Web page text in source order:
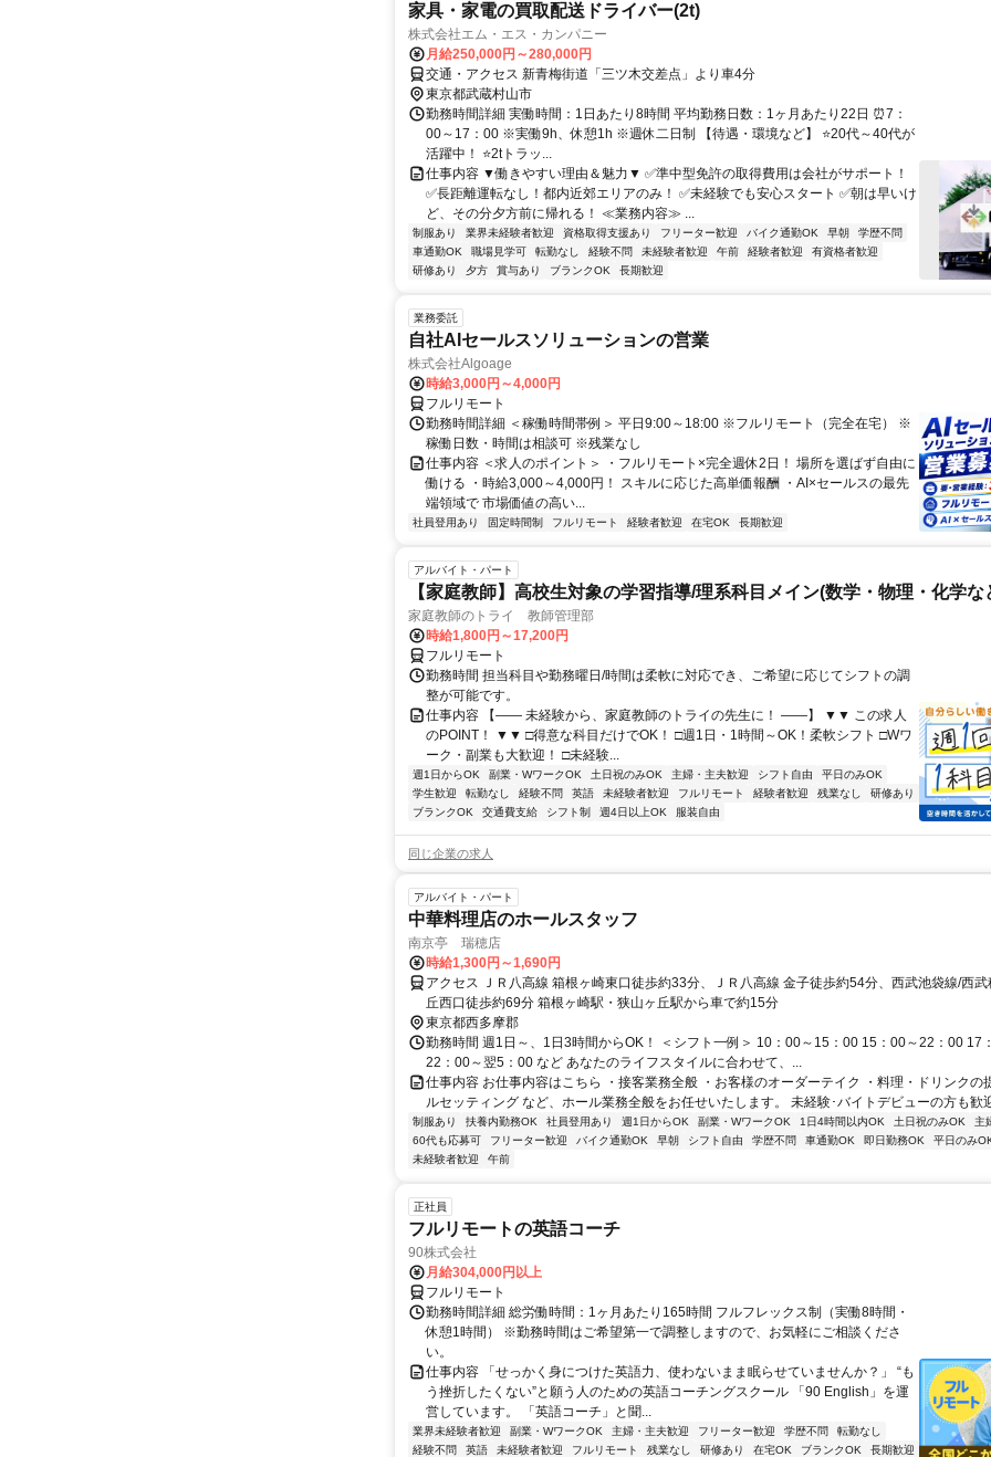
家具・家電の買取配送ドライバー(2t)
株式会社エム・エス・カンパニー
月給250,000円～280,000円
交通・アクセス 新青梅街道「三ツ木交差点」より車4分
東京都武蔵村山市
勤務時間詳細 実働時間：1日あたり8時間 平均勤務日数：1ヶ月あたり22日 ⏰7：
00～17：00 ※実働9h、休憩1h ※週休二日制 【待遇・環境など】 ⭐20代～40代が
活躍中！ ⭐2tトラッ...
仕事内容 ▼働きやすい理由＆魅力▼ ✅準中型免許の取得費用は会社がサポート！
✅長距離運転なし！都内近郊エリアのみ！ ✅未経験でも安心スタート ✅朝は早いけ
ど、その分夕方前に帰れる！ ≪業務内容≫ ...
制服あり 業界未経験者歓迎 資格取得支援あり フリーター歓迎 バイク通勤OK 早朝
学歴不問
車通勤OK
職場見学可 転勤なし 経験不問 未経験者歓迎 午前 経験者歓迎
有資格者歓迎
研修あり
夕方 賞与あり ブランクOK 長期歓迎
業務委託
自社AIセールスソリューションの営業
株式会社Algoage
時給3,000円～4,000円
フルリモート
勤務時間詳細 ＜稼働時間帯例＞ 平日9:00～18:00 ※フルリモート（完全在宅） ※
稼働日数・時間は相談可 ※残業なし
仕事内容 ＜求人のポイント＞ ・フルリモート×完全週休2日！ 場所を選ばず自由に
働ける ・時給3,000～4,000円！ スキルに応じた高単価報酬 ・AI×セールスの最先
端領域で 市場価値の高い...
社員登用あり 固定時間制 フルリモート 経験者歓迎 在宅OK 長期歓迎
アルバイト・パート
【家庭教師】高校生対象の学習指導/理系科目メイン(数学・物理・化学な
家庭教師のトライ 教師管理部
時給1,800円～17,200円
フルリモート
勤務時間 担当科目や勤務曜日/時間は柔軟に対応でき、ご希望に応じてシフトの調
整が可能です。
仕事内容 【―― 未経験から、家庭教師のトライの先生に！ ――】 ▼▼ この求人
のPOINT！ ▼▼ □得意な科目だけでOK！ □週1日・1時間～OK！柔軟シフト □Wワ
ーク・副業も大歓迎！ □未経験...
週1日からOK 副業・WワークOK 土日祝のみOK 主婦・主夫歓迎 シフト自由
平日のみOK
学生歓迎
転勤なし 経験不問 英語 未経験者歓迎 フルリモート 経験者歓迎 残業なし
研修あり
ブランクOK
交通費支給 シフト制 週4日以上OK 服装自由
同じ企業の求人
アルバイト・パート
中華料理店のホールスタッフ
南京亭 瑞穂店
時給1,300円～1,690円
アクセス ＪＲ八高線 箱根ヶ崎東口徒歩約33分、ＪＲ八高線 金子徒歩約54分、西武池袋線/西
丘西口徒歩約69分 箱根ヶ崎駅・狭山ヶ丘駅から車で約15分
東京都西多摩郡
勤務時間 週1日～、1日3時間からOK！ ＜シフト一例＞ 10：00～15：00 15：00～22：00 17
22：00～翌5：00 など あなたのライフスタイルに合わせて、...
仕事内容 お仕事内容はこちら ・接客業務全般 ・お客様のオーダーテイク ・料理・ドリンクの
ルセッティング など、ホール業務全般をお任せいたします。 未経験･バイトデビューの方も歓
制服あり 扶養内勤務OK 社員登用あり 週1日からOK 副業・WワークOK 1日4時間以内OK 土日祝のみOK
主
60代も応募可
フリーター歓迎 バイク通勤OK 早朝 シフト自由 学歴不問 車通勤OK 即日勤務OK
平日のみ
未経験者歓迎
午前
正社員
フルリモートの英語コーチ
90株式会社
月給304,000円以上
フルリモート
勤務時間詳細 総労働時間：1ヶ月あたり165時間 フルフレックス制（実働8時間・
休憩1時間） ※勤務時間はご希望第一で調整しますので、お気軽にご相談くださ
い。
仕事内容 「せっかく身につけた英語力、使わないまま眠らせていませんか？」 “も
う挫折したくない”と願う人のための英語コーチングスクール 「90 English」を運
営しています。 「英語コーチ」と聞...
業界未経験者歓迎 副業・WワークOK 主婦・主夫歓迎 フリーター歓迎 学歴不問
転勤なし
経験不問
英語 未経験者歓迎 フルリモート 残業なし 研修あり 在宅OK ブランクOK
長期歓迎